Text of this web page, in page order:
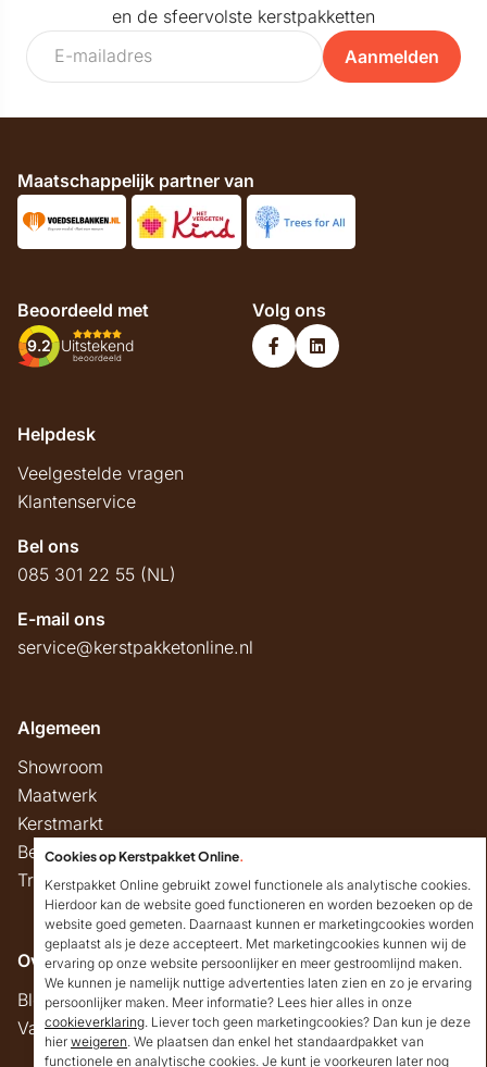
en de sfeervolste kerstpakketten
Aanmelden
Maatschappelijk partner van
Beoordeeld met
9.2 Uitstekend
beoordeeld
Volg ons
Helpdesk
Veelgestelde vragen
Klantenservice
Bel ons
085 301 22 55 (NL)
E-mail ons
service@kerstpakketonline.nl
Algemeen
Showroom
Maatwerk
Kerstmarkt
Belastingregels
Track & Trace
Overig
Blog
Vacatures
Goedendag!
Cookies op Kerstpakket Online.
Kerstpakket Online gebruikt zowel functionele als analytische cookies.
Hierdoor kan de website goed functioneren en worden bezoeken op de
website goed gemeten. Daarnaast kunnen er marketingcookies worden
geplaatst als je deze accepteert. Met marketingcookies kunnen wij de
ervaring op onze website persoonlijker en meer gestroomlijnd maken.
We kunnen je namelijk nuttige advertenties laten zien en zo je ervaring
persoonlijker maken. Meer informatie? Lees hier alles in onze
cookieverklaring. Liever toch geen marketingcookies? Dan kun je deze
hier weigeren. We plaatsen dan enkel het standaardpakket van
functionele en analytische cookies. Je kunt je voorkeuren later nog